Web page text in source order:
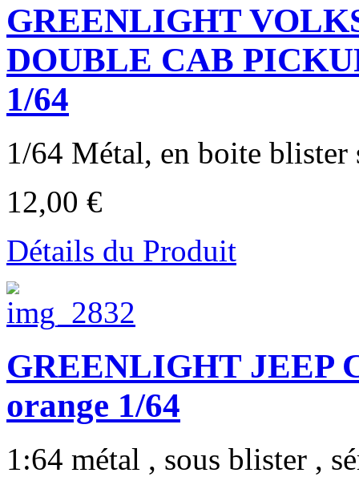
GREENLIGHT
DOUBLE CAB
1/64
1/64 Métal, en boite blister
12,00 €
Détails du Produit
GREENLIGHT JEEP
orange 1/64
1:64 métal , sous blister ,